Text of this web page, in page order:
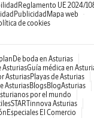
Reglamento UE 2024/
Publicidad Mapa web
de cookies
De boda en Asturias
AsturiasGuía médica en
AsturiasPlayas de Asturias
AsturiasBlogsBlogAsturias
por el mundo
STARTinnova Asturias
Especiales El Comercio